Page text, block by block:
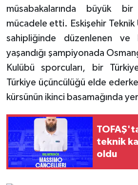
müsabakalarında büyük
mücadele etti. Eskişehir Teknik
sahipliğinde düzenlenen ve
yaşandığı şampiyonada
Kulübü sporcuları, bir
Türkiye üçüncülüğü elde
kürsünün ikinci basamağında
teknik
oldu